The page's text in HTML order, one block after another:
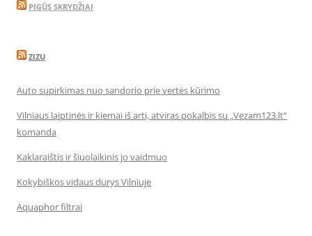
PIGŪS SKRYDŽIAI
ZIZU
Auto supirkimas nuo sandorio prie vertės kūrimo
Vilniaus laiptinės ir kiemai iš arti, atviras pokalbis su „Vezam123.lt“
komanda
Kaklaraištis ir šiuolaikinis jo vaidmuo
Kokybiškos vidaus durys Vilniuje
Aquaphor filtrai